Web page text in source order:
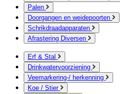
Palen
Doorgangen en weidepoorten
Schrikdraadapparaten
Afrastering Diversen
Erf & Stal
Drinkwatervoorziening
Veemarkering-/ herkenning
Koe / Stier